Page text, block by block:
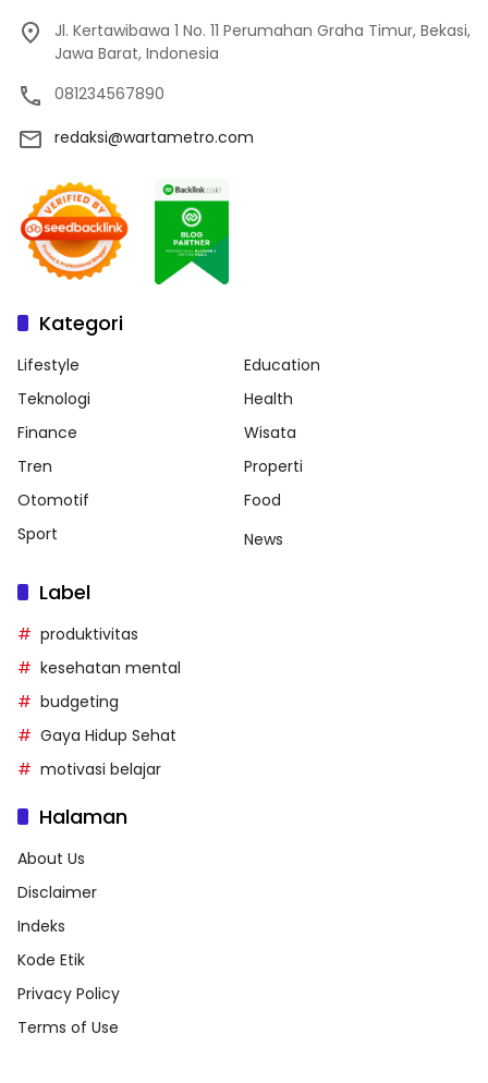
Jl. Kertawibawa 1 No. 11 Perumahan Graha Timur, Bekasi,
Jawa Barat, Indonesia
081234567890
redaksi@wartametro.com
Kategori
Lifestyle
Education
Teknologi
Health
Finance
Wisata
Tren
Properti
Otomotif
Food
Sport
News
Label
produktivitas
kesehatan mental
budgeting
Gaya Hidup Sehat
motivasi belajar
Halaman
About Us
Disclaimer
Indeks
Kode Etik
Privacy Policy
Terms of Use